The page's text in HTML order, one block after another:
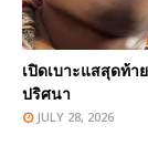
เปิดเบาะแสสุดท้
ปริศนา
JULY 28, 2026